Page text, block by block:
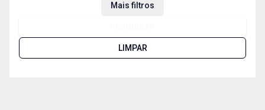
Mais filtros
LIMPAR